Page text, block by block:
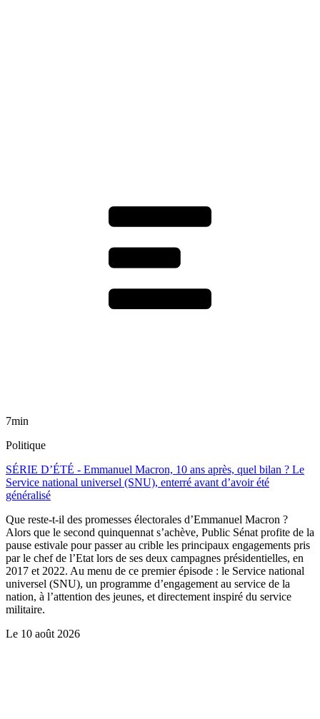
7min
Politique
SÉRIE D’ÉTÉ - Emmanuel Macron, 10 ans après, quel bilan ? Le
Service national universel (SNU), enterré avant d’avoir été
généralisé
Que reste-t-il des promesses électorales d’Emmanuel Macron ?
Alors que le second quinquennat s’achève, Public Sénat profite de la
pause estivale pour passer au crible les principaux engagements pris
par le chef de l’Etat lors de ses deux campagnes présidentielles, en
2017 et 2022. Au menu de ce premier épisode : le Service national
universel (SNU), un programme d’engagement au service de la
nation, à l’attention des jeunes, et directement inspiré du service
militaire.
Le 10 août 2026